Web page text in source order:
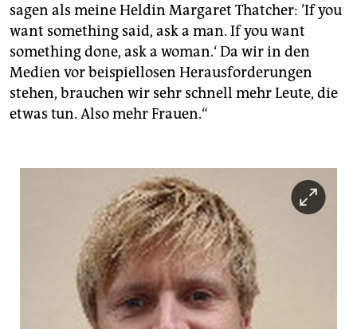
sagen als meine Heldin Margaret Thatcher: ’If you
want something said, ask a man. If you want
something done, ask a woman.‘ Da wir in den
Medien vor beispiellosen Herausforderungen
stehen, brauchen wir sehr schnell mehr Leute, die
etwas tun. Also mehr Frauen.“